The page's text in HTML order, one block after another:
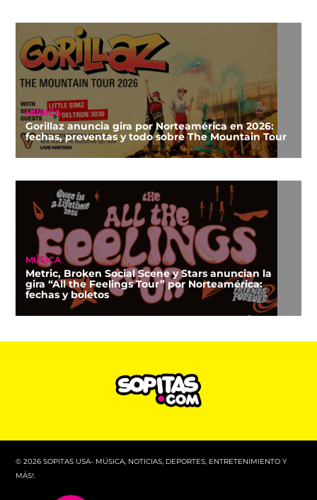
MÚSICA
Gorillaz anuncia gira por Norteamérica en 2026:
fechas, preventas y todo sobre The Mountain Tour
MÚSICA
Metric, Broken Social Scene y Stars anuncian la
gira “All the Feelings Tour” por Norteamérica:
fechas y boletos
© 2026 SOPITAS USA- MÚSICA, NOTICIAS, DEPORTES, ENTRETENIMIENTO Y
MÁS!.